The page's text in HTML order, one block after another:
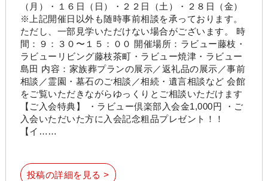
（月）・１６日（日）・２２日（土）・２８日（金）
※上記開催日以外も随時事前相談を承っております。
ただし、一部見学いただけない場合がございます。 時
間：９：３０〜１５：００ 開催場所：ラビュー藤枝・
ラビューリビング藤枝茶町・ラビュー焼津・ラビュー
島田 内容：家族葬プランの展示／返礼品の展示／事前
相談／霊園・墓石のご相談／相続・遺言相談など 会館
をご覧いただきながらゆっくりとご相談いただけます
【ご入会特典】 ・ラビュー倶楽部入会金1,000円 ・ご
入会いただいた方に入会記念粗品プレゼント！！
【イ……
投稿の詳細を見る >